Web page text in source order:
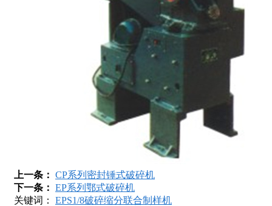
上一条： CP系列密封锤式破碎机
下一条： EP系列鄂式破碎机
关键词： EPS1/8破碎缩分联合制样机